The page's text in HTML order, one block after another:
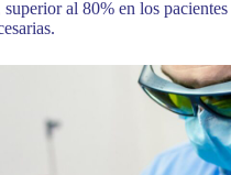
al 80% en los pacientes